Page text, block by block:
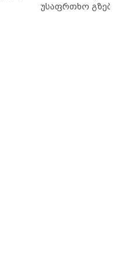
უსაფრთხო გზები